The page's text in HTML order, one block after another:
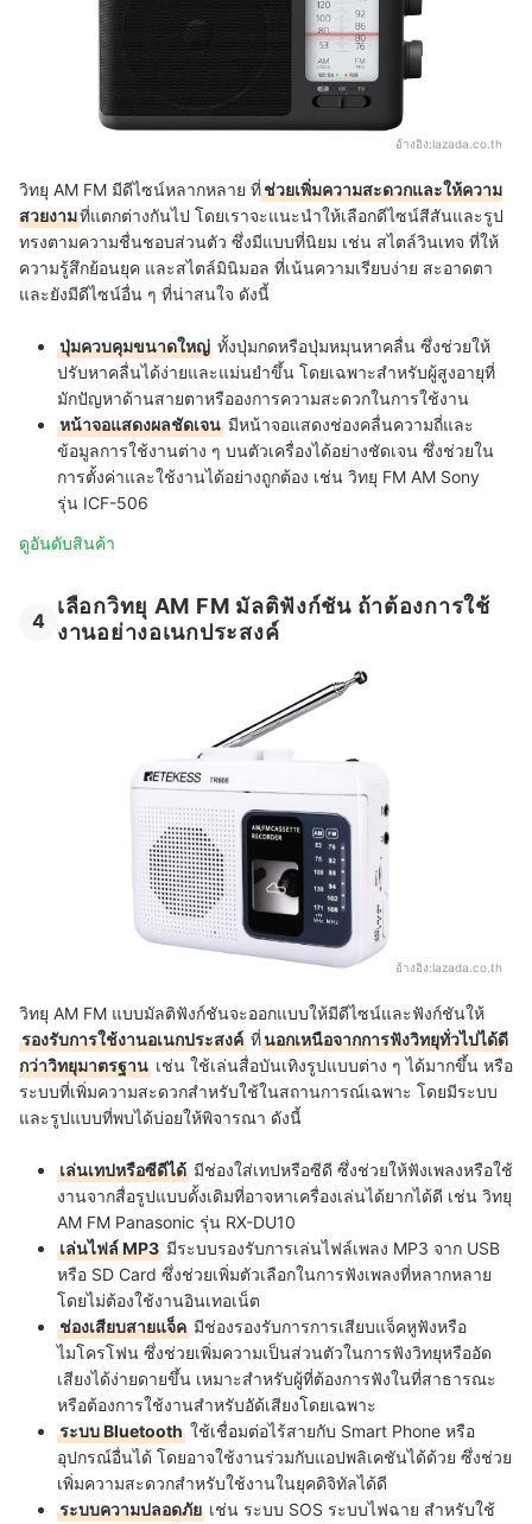
อ้างอิง:lazada.co.th
วิทยุ AM FM มีดีไซน์หลากหลาย ที่ช่วยเพิ่มความสะดวกและให้ความ
สวยงามที่แตกต่างกันไป โดยเราจะแนะนำให้เลือกดีไซน์สีสันและรูป
ทรงตามความชื่นชอบส่วนตัว ซึ่งมีแบบที่นิยม เช่น สไตล์วินเทจ ที่ให้
ความรู้สึกย้อนยุค และสไตล์มินิมอล ที่เน้นความเรียบง่าย สะอาดตา
และยังมีดีไซน์อื่น ๆ ที่น่าสนใจ ดังนี้
ปุ่มควบคุมขนาดใหญ่ ทั้งปุ่มกดหรือปุ่มหมุนหาคลื่น ซึ่งช่วยให้
ปรับหาคลื่นได้ง่ายและแม่นยำขึ้น โดยเฉพาะสำหรับผู้สูงอายุที่
มักปัญหาด้านสายตาหรือองการความสะดวกในการใช้งาน
หน้าจอแสดงผลชัดเจน มีหน้าจอแสดงช่องคลื่นความถี่และ
ข้อมูลการใช้งานต่าง ๆ บนตัวเครื่องได้อย่างชัดเจน ซึ่งช่วยใน
การตั้งค่าและใช้งานได้อย่างถูกต้อง เช่น วิทยุ​ FM AM Sony
รุ่น ICF-506
ดูอันดับสินค้า
4
เลือกวิทยุ AM FM มัลติฟังก์ชัน ถ้าต้องการใช้
งานอย่างอเนกประสงค์
อ้างอิง:lazada.co.th
วิทยุ AM FM แบบมัลติฟังก์ชันจะออกแบบให้มีดีไซน์และฟังก์ชันให้
รองรับการใช้งานอเนกประสงค์ ที่นอกเหนือจากการฟังวิทยุทั่วไปได้ดี
กว่าวิทยุมาตรฐาน เช่น ใช้เล่นสื่อบันเทิงรูปแบบต่าง ๆ ได้มากขึ้น หรือ
ระบบที่เพิ่มความสะดวกสำหรับใช้ในสถานการณ์เฉพาะ โดยมีระบบ
และรูปแบบที่พบได้บ่อยให้พิจารณา ดังนี้
เล่นเทปหรือซีดีได้ มีช่องใส่เทปหรือซีดี ซึ่งช่วยให้ฟังเพลงหรือใช้
งานจากสื่อรูปแบบดั้งเดิมที่อาจหาเครื่องเล่นได้ยากได้ดี เช่น วิทยุ
AM FM Panasonic รุ่น RX-DU10
เล่นไฟล์ MP3 มีระบบรองรับการเล่นไฟล์เพลง MP3 จาก USB
หรือ SD Card ซึ่งช่วยเพิ่มตัวเลือกในการฟังเพลงที่หลากหลาย
โดยไม่ต้องใช้งานอินเทอเน็ต
ช่องเสียบสายแจ็ค มีช่องรองรับการการเสียบแจ็คหูฟังหรือ
ไมโครโฟน ซึ่งช่วยเพิ่มความเป็นส่วนตัวในการฟังวิทยุหรืออัด
เสียงได้ง่ายดายขึ้น เหมาะสำหรับผู้ที่ต้องการฟังในที่สาธารณะ
หรือต้องการใช้งานสำหรับอัด้เสียงโดยเฉพาะ
ระบบ Bluetooth ใช้เชื่อมต่อไร้สายกับ Smart Phone หรือ
อุปกรณ์อื่นได้ โดยอาจใช้งานร่วมกับแอปพลิเคชันได้ด้วย ซึ่งช่วย
เพิ่มความสะดวกสำหรับใช้งานในยุคดิจิทัลได้ดี
ระบบความปลอดภัย เช่น ระบบ SOS ระบบไฟฉาย สำหรับใช้